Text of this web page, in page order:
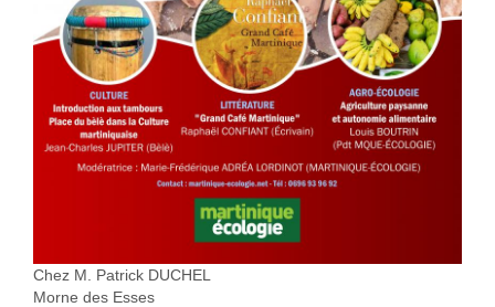
Chez M. Patrick DUCHEL
Morne des Esses